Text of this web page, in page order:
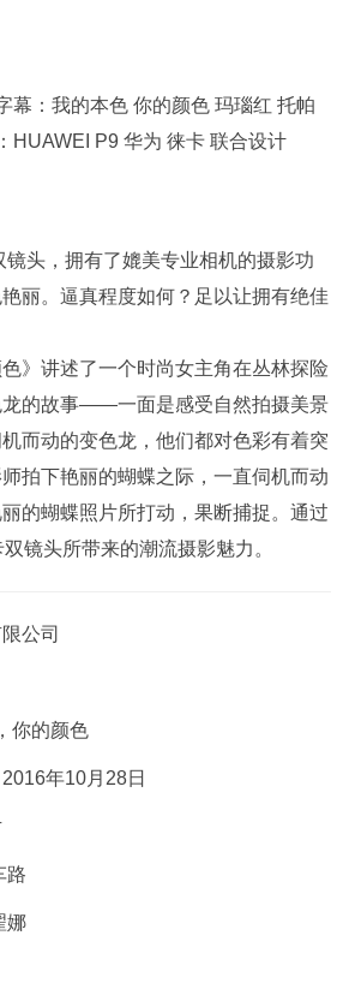
幕：我的本色 你的颜色 玛瑙红 托帕
HUAWEI P9 华为 徕卡 联合设计
头，拥有了媲美专业相机的摄影功
丽。逼真程度如何？足以让拥有绝佳
色》讲述了一个时尚女主角在丛林探险
龙的故事——一面是感受自然拍摄美景
而动的变色龙，他们都对色彩有着突
拍下艳丽的蝴蝶之际，一直伺机而动
的蝴蝶照片所打动，果断捕捉。通过
镜头所带来的潮流摄影魅力。
公司
你的颜色
年10月28日
路
娜